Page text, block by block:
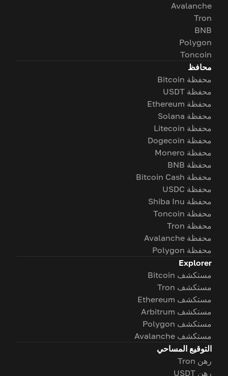
Avalanche
Tron
BNB
Polygon
Toncoin
محافظ
محفظة Bitcoin
محفظة USDT
محفظة Ethereum
محفظة Solana
محفظة Litecoin
محفظة Dogecoin
محفظة Monero
محفظة BNB
محفظة Bitcoin Cash
محفظة USDC
محفظة Shiba Inu
محفظة Toncoin
محفظة Tron
محفظة Avalanche
محفظة Polygon
Explorer
مستكشف Bitcoin
مستكشف Tron
مستكشف Ethereum
مستكشف Arbitrum
مستكشف Polygon
مستكشف Avalanche
التوقيع المساحي
رهن Tron
رهن USDT